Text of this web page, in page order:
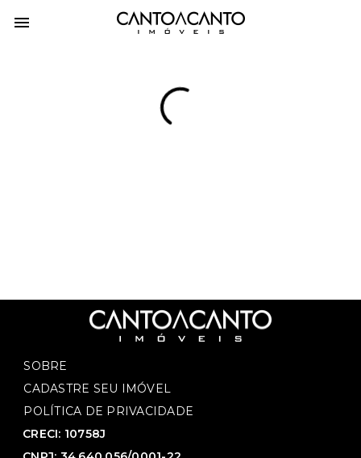
SOBRE
CADASTRE SEU IMÓVEL
POLÍTICA DE PRIVACIDADE
CRECI: 10758J